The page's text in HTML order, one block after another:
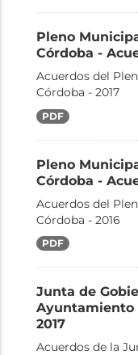
Pleno
Córdoba -
Acuerdos del
Córdoba - 2017
PDF
Pleno
Córdoba -
Acuerdos del
Córdoba - 2016
PDF
Junta de
Ayuntamiento
2017
Acuerdos de la